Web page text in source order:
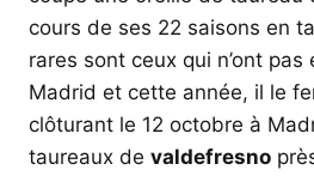
cours de ses 22 saisons en
rares sont ceux qui n’ont pas
Madrid et cette année, il le
clôturant le 12 octobre à
taureaux de valdefresno